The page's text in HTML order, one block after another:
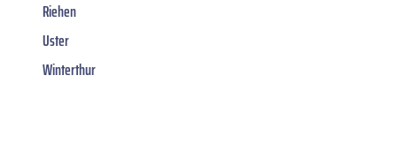
Riehen
Uster
Winterthur